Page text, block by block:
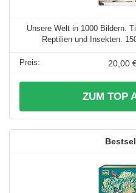
Unsere Welt in 1000 Bildern.
Reptilien und Insekten.
20,00
ZUM TOP